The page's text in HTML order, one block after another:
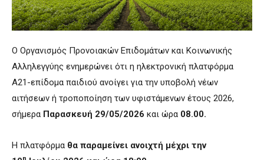
Ο Οργανισμός Προνοιακών Επιδομάτων και Κοινωνικής
Αλληλεγγύης ενημερώνει ότι η ηλεκτρονική πλατφόρμα
Α21-επίδομα παιδιού ανοίγει για την υποβολή νέων
αιτήσεων ή τροποποίηση των υφιστάμενων έτους 2026,
σήμερα Παρασκευή 29/05/2026 και ώρα 08.00.
Η πλατφόρμα θα παραμείνει ανοιχτή μέχρι την